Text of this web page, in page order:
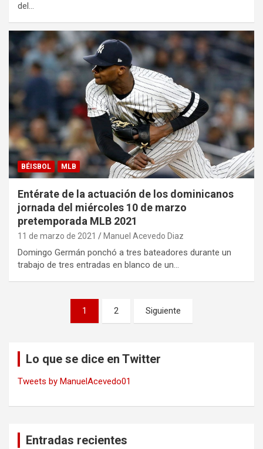
del…
BÉISBOL MLB
Entérate de la actuación de los dominicanos
jornada del miércoles 10 de marzo
pretemporada MLB 2021
11 de marzo de 2021 Manuel Acevedo Diaz
Domingo Germán ponchó a tres bateadores durante un
trabajo de tres entradas en blanco de un…
Navegación
1 2 Siguiente
Lo que se dice en Twitter
Tweets by ManuelAcevedo01
Entradas recientes